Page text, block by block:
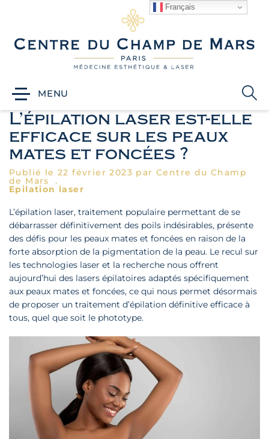
c
MENU
Recherche
L’épilation laser est-elle
efficace sur les peaux
mates et foncées ?
Publié le 22 février 2023 par Centre du Champ
de Mars
Epilation laser
L’épilation laser, traitement populaire permettant de se
débarrasser définitivement des poils indésirables, présente
des défis pour les peaux mates et foncées en raison de la
forte absorption de la pigmentation de la peau. Le recul sur
les technologies laser et la recherche nous offrent
aujourd’hui des lasers épilatoires adaptés spécifiquement
aux peaux mates et foncées, ce qui nous permet désormais
de proposer un traitement d’épilation définitive efficace à
tous, quel que soit le phototype.
Français